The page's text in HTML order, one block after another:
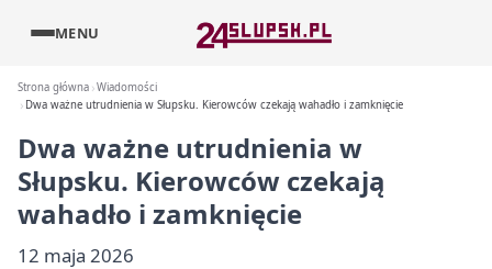
MENU
Strona główna Wiadomości
Dwa ważne utrudnienia w Słupsku. Kierowców czekają wahadło i zamknięcie
Dwa ważne utrudnienia w
Słupsku. Kierowców czekają
wahadło i zamknięcie
12 maja 2026